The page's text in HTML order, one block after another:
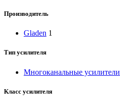
Производитель
Gladen 1
Тип усилителя
Многоканальные усилители
Класс усилителя